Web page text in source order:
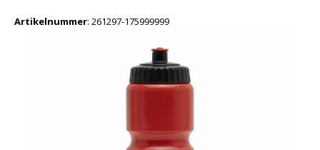
Artikelnummer: 261297-175999999